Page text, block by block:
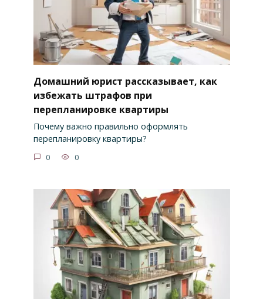
Домашний юрист рассказывает, как
избежать штрафов при
перепланировке квартиры
Почему важно правильно оформлять
перепланировку квартиры?
0 0